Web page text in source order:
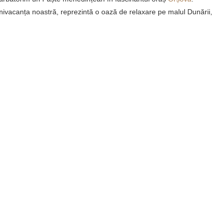
noastră, reprezintă o oază de relaxare pe malul Dunării,